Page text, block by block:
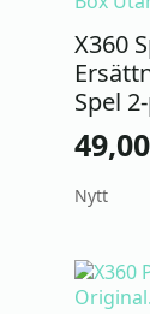
X360
Spel
49,00
Nytt